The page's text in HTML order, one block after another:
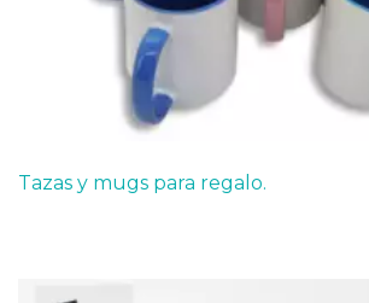
Tazas y mugs para regalo.